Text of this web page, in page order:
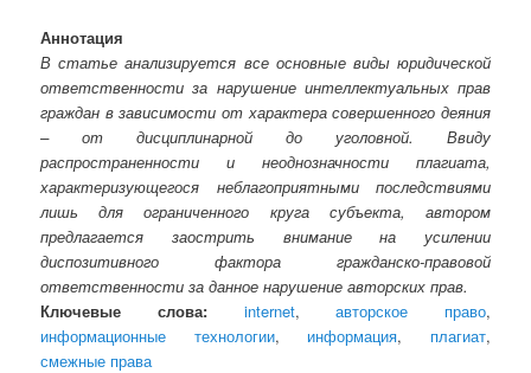
Аннотация
В статье анализируется все основные виды юридической
ответственности за нарушение интеллектуальных прав
граждан в зависимости от характера совершенного деяния
– от дисциплинарной до уголовной. Ввиду
распространенности и неоднозначности плагиата,
характеризующегося неблагоприятными последствиями
лишь для ограниченного круга субъекта, автором
предлагается заострить внимание на усилении
диспозитивного фактора гражданско-правовой
ответственности за данное нарушение авторских прав.
Ключевые слова:
internet,авторское право,
информационные технологии, информация, плагиат,
смежные права